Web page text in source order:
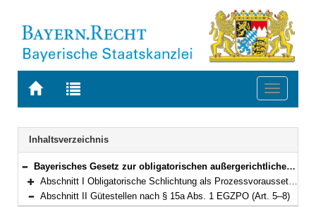
Zur
BAYERN.RECHT
Zur
letzten
Suche
Toggle
Navigation
Inhaltsverzeichnis
Bereich reduzieren
Bayerisches Gesetz zur obligatorischen außergerichtlichen Streitschlichtung in Zivilsachen (Bayerisches Schlichtungsgesetz – BaySchlG) Vom 25. April 2000 (GVBl. S. 268) BayRS 300-1-5-J (Art. 1–22)
Bereich erweitern
Abschnitt I Obligatorische Schlichtung als Prozessvoraussetzung (Art. 1–4)
Abschnitt II Gütestellen nach § 15a Abs. 1 EGZPO (Art. 5–8)